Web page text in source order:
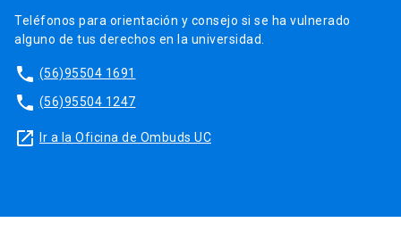
Teléfonos para orientación y consejo si se ha vulnerado
alguno de tus derechos en la universidad.
phone (56)95504 1691
phone (56)95504 1247
launch Ir a la Oficina de Ombuds UC